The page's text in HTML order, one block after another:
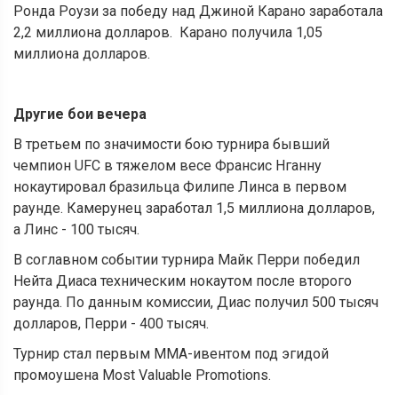
Ронда Роузи за победу над Джиной Карано заработала
2,2 миллиона долларов. Карано получила 1,05
миллиона долларов.
Другие бои вечера
В третьем по значимости бою турнира бывший
чемпион UFC в тяжелом весе Франсис Нганну
нокаутировал бразильца Филипе Линса в первом
раунде. Камерунец заработал 1,5 миллиона долларов,
а Линс - 100 тысяч.
В соглавном событии турнира Майк Перри победил
Нейта Диаса техническим нокаутом после второго
раунда. По данным комиссии, Диас получил 500 тысяч
долларов, Перри - 400 тысяч.
Турнир стал первым ММА-ивентом под эгидой
промоушена Most Valuable Promotions.